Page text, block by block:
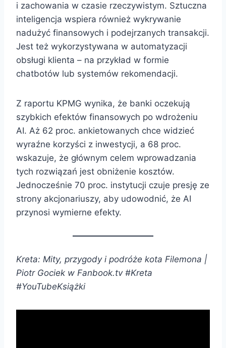
i zachowania w czasie rzeczywistym. Sztuczna
inteligencja wspiera również wykrywanie
nadużyć finansowych i podejrzanych transakcji.
Jest też wykorzystywana w automatyzacji
obsługi klienta – na przykład w formie
chatbotów lub systemów rekomendacji.
Z raportu KPMG wynika, że banki oczekują
szybkich efektów finansowych po wdrożeniu
AI. Aż 62 proc. ankietowanych chce widzieć
wyraźne korzyści z inwestycji, a 68 proc.
wskazuje, że głównym celem wprowadzania
tych rozwiązań jest obniżenie kosztów.
Jednocześnie 70 proc. instytucji czuje presję ze
strony akcjonariuszy, aby udowodnić, że AI
przynosi wymierne efekty.
Kreta: Mity, przygody i podróże kota Filemona |
Piotr Gociek w Fanbook.tv #Kreta
#YouTubeKsiążki